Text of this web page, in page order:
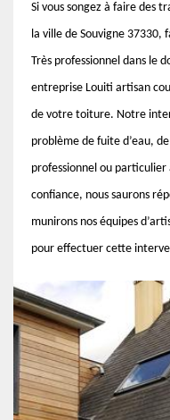
Si vous songez à faire des
la ville de Souvigne 37330,
Très professionnel dans le
entreprise Louiti artisan
de votre toiture. Notre
problème de fuite d’eau,
professionnel ou particulier
confiance, nous saurons
munirons nos équipes
pour effectuer cette